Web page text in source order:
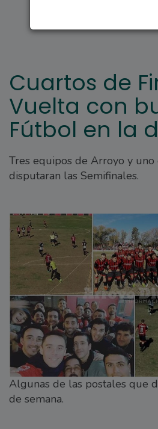
Cuartos de
Vuelta con
Fútbol en la
Tres equipos de Arroyo y uno
disputaran las Semifinales.
Algunas de las postales que
de semana.